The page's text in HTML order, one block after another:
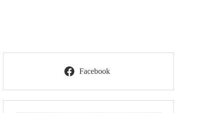
Facebook